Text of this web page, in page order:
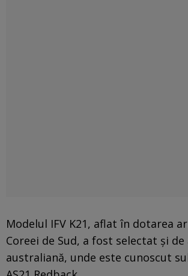
Modelul IFV K21, aflat în dotarea
Coreei de Sud, a fost selectat și
australiană, unde este cunoscut